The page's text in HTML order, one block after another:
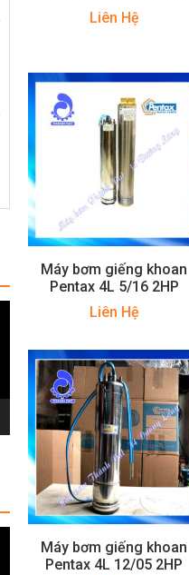
Liên Hệ
Máy bơm giếng khoan
Pentax 4L 5/16 2HP
Liên Hệ
Máy bơm giếng khoan
Pentax 4L 12/05 2HP